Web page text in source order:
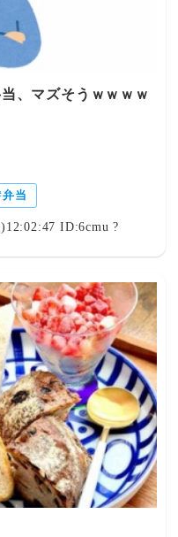
、マズそうｗｗｗｗ
弁当
1: 名無しダイエット 21/10/22(金)12:02:47 ID:6cmu ?